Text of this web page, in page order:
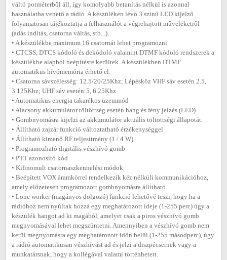
váltó potméterből áll, így komolyabb betanítás nélkül is azonnal
használatba vehető a rádió. A készüléken lévő 3 színű LED kijelző
folyamatosan tájékoztatja a felhasználót a végrehajtott műveleketről
(adás indítás, csatorna váltás, stb...).
• A készülékbe maximum 16 csatornát lehet programozni
• CTCSS, DTCS kódoló és dekódoló valamint DTMF kódoló rendszerek a
készülékbe alapból beépítésre kerültek. A készülékben DTMF
automatikus hívómemória érhető el.
• Csatorna sávszélesség: 12.5/20/25Khz; Lépésköz VHF sáv esetén 2.5,
3.125Khz; UHF sáv esetén:5, 6.25Khz
• Automatikus energia takarékos üzemmód
• Alacsony akkumulátor töltöttség esetén hang és fény jelzés (LED)
• Gombnyomásra kijelzi az akkumulátor aktuális töltöttségi állapotát.
• Állítható zajzár funkció változtatható érzékenységgel
• Állítható kimenő RF teljesítmény (1 / 4 W)
• Programozható digitális vészhívó gomb
• PTT azonosító kód
• Kifinomult csatornaszkennelési módok
• Beépített VOX áramkörrel rendelkezik kéz nélküli kommunikációhoz,
amely előzetesen programozott gombnyomásra állítható.
• Lone worker (magányos dolgozó) funkció lehetővé teszi, hogy ha a
rádióhoz nem nyúltak hozzá egy meghatározott ideje (1-255 perc) úgy a
készülék hangot ad ki magából, amelyet csak a piros vészhívó gomb
megnyomásával lehet megszüntetni. Amennyiben a vészhívó gomb nem
kerül megnyomásra egy meghatározott időn belül (1-255 másodperc), úgy
a rádió automatikusan vészhívást ad és jelzi a diszpécsernek vagy a
munkatársnak, hogy a kollégával valami történhetett.